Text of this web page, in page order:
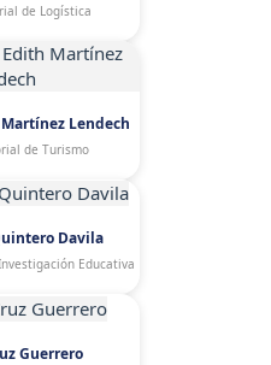
de Logística
Lendech
de Turismo
Davila
Educativa
Guerrero